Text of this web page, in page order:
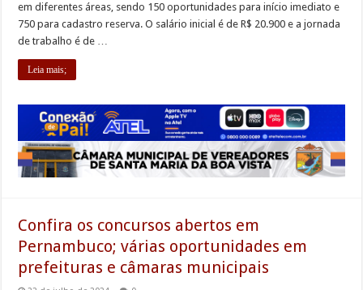
em diferentes áreas, sendo 150 oportunidades para início imediato e
750 para cadastro reserva. O salário inicial é de R$ 20.900 e a jornada
de trabalho é de …
Leia mais;
Confira os concursos abertos em
Pernambuco; várias oportunidades em
prefeituras e câmaras municipais